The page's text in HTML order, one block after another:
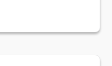
curso otorgado